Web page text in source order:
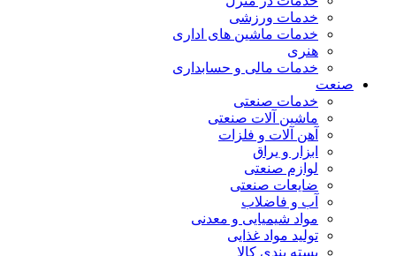
خدمات ورزشی
خدمات ماشین های اداری
هنری
خدمات مالی و حسابداری
صنعت
خدمات صنعتی
ماشین آلات صنعتی
آهن آلات و فلزات
ابزار و یراق
لوازم صنعتی
ضایعات صنعتی
آب و فاضلاب
مواد شیمیایی و معدنی
تولید مواد غذایی
بسته بندی کالا